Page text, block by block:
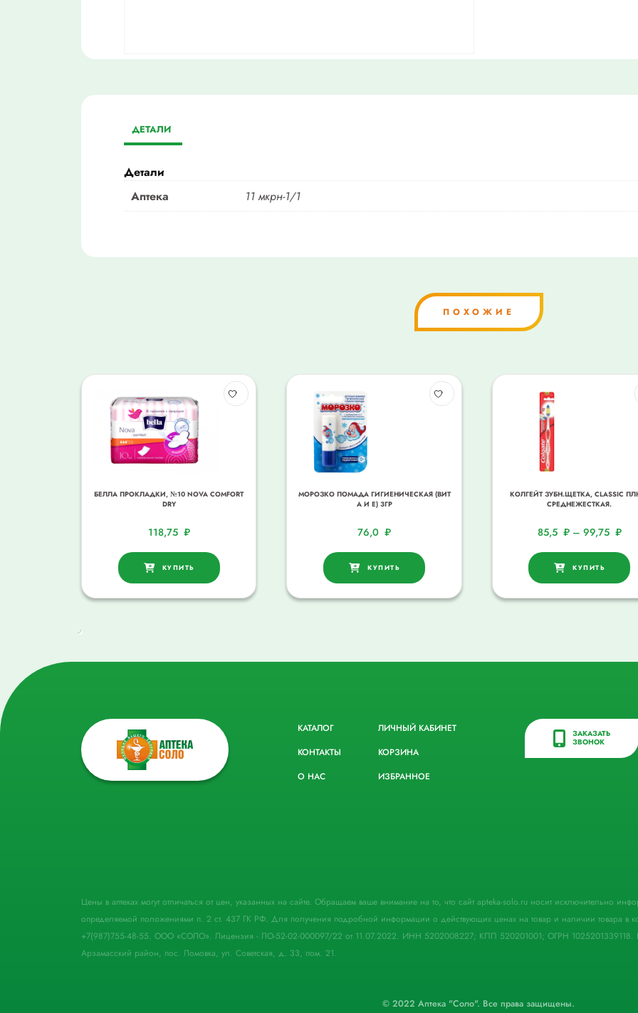
ДЕТАЛИ
Детали
Аптека
11 мкрн-1/1
ПОХОЖИЕ
БЕЛЛА ПРОКЛАДКИ, №10 NOVA COMFORT
DRY
118,75 ₽
КУПИТЬ
МОРОЗКО ПОМАДА ГИГИЕНИЧЕСКАЯ (ВИТ
А И Е) 3ГР
76,0 ₽
КУПИТЬ
КОЛГЕЙТ ЗУБН.ЩЕТКА, CLASSIC
СРЕДНЕЖЕСТКАЯ.
85,5 ₽ – 99,75 ₽
КУПИТЬ
КАТАЛОГ
КОНТАКТЫ
О НАС
ЛИЧНЫЙ КАБИНЕТ
КОРЗИНА
ИЗБРАННОЕ
ЗАКАЗАТЬ
ЗВОНОК
Цены в аптеках могут отличаться от цен, указанных на сайте. Обращаем ваше внимание на то, что сайт apteka-solo.ru носит исключительно
определяемой положениями п. 2 ст. 437 ГК РФ. Для получения подробной информации о действующих ценах на товар и наличии товара в
+7(987)755-48-55. ООО «СОЛО». Лицензия - ЛО-52-02-000097/22 от 11.07.2022. ИНН 5202008227; КПП 520201001; ОГРН 1025201339118.
Арзамасский район, пос. Ломовка, ул. Советская, д. 33, пом. 21.
© 2022 Аптека "Соло". Все права защищены.